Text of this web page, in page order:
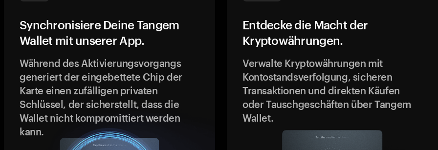
Synchronisiere Deine Tangem
Wallet mit unserer App.
Während des Aktivierungsvorgangs
generiert der eingebettete Chip der
Karte einen zufälligen privaten
Schlüssel, der sicherstellt, dass die
Wallet nicht kompromittiert werden
kann.
Entdecke die Macht der
Kryptowährungen.
Verwalte Kryptowährungen mit
Kontostandsverfolgung, sicheren
Transaktionen und direkten Käufen
oder Tauschgeschäften über Tangem
Wallet.